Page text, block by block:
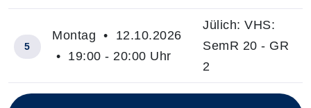
Insgesamt gibt es 15 Termine zum diesen Kurs
5
Montag • 12.10.2026
• 19:00 - 20:00 Uhr
Jülich: VHS:
SemR 20 - GR
2